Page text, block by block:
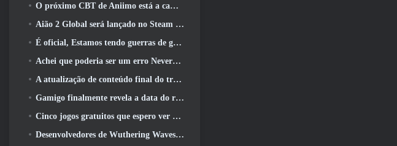
O próximo CBT de Aniimo está a caminho… E, Temos uma janela oficial de lançamento
Aião 2 Global será lançado no Steam e no Purple ainda este ano
É oficial, Estamos tendo guerras de guildas 3
Achei que poderia ser um erro Neverness To Everness ter o evento Porsche Collab Gacha tão cedo, Mas eu estava errado
A atualização de conteúdo final do trailer de Destiny 2 é um grito de guerra
Gamigo finalmente revela a data do retorno de Gloria Victis, Será que sobreviverá na segunda vez?
Cinco jogos gratuitos que espero ver durante o Summer Game Fest
Desenvolvedores de Wuthering Waves discutem a criação da sequência de batalha Lahai-Roi Mech